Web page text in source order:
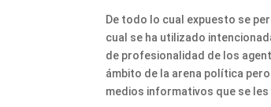
De todo lo cual expuesto se
cual se ha utilizado
de profesionalidad de los
ámbito de la arena política
medios informativos que se